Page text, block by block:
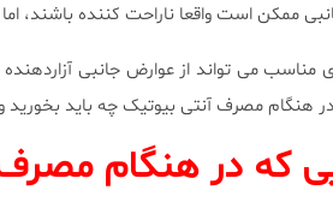
ممکن است واقعا ناراحت کننده باشند،
مناسب می تواند از عوارض جانبی آزاردهنده
هنگام مصرف آنتی بیوتیک چه باید بخورید
که در هنگام